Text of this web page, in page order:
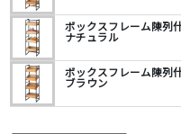
ボックスフレーム陳列
ナチュラル
ボックスフレーム陳列
ブラウン